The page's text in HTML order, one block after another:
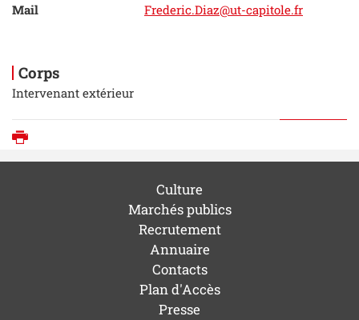
Mail Frederic.Diaz@ut-capitole.fr
Corps
Intervenant extérieur
Culture
Marchés publics
Recrutement
Annuaire
Contacts
Plan d'Accès
Presse